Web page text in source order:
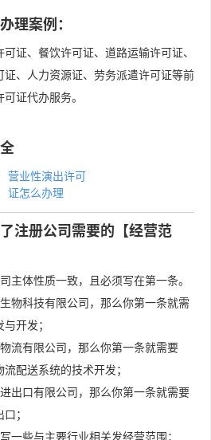
理案例：
证、餐饮许可证、道路运输许可证、
、人力资源证、劳务派遣许可证等前
证代办服务。
营业性演出许可
证怎么办理
注册公司需要的【经营范
主体性质一致，且必须写在第一条。
物科技有限公司，那么你第一条就需
开发；
流有限公司，那么你第一条就需要
配送系统的技术开发；
出口有限公司，那么你第一条就需要
；
一些与主要行业相关发经营范围；